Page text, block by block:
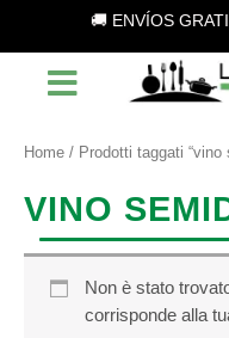
contenuto
🚚 ENVÍOS
l
o
u
a
Home / Prodotti taggati “vino
VINO
Non è stato
corrisponde alla